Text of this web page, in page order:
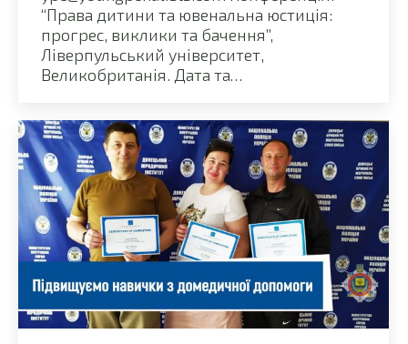
“Права дитини та ювенальна юстиція:
прогрес, виклики та бачення”,
Ліверпульський університет,
Великобританія. Дата та…